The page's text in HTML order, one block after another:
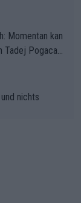
am Ber
große Finale R
ab
(gregman
Momentan kan
Tadej Pogacar
nichts